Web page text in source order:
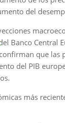
del
Banco Central
que las
del PIB
más